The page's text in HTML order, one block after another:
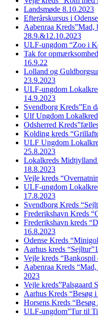
Landsmøde 8.10.2023
Efterårskursus i
Aabenraa Kreds”Mad,
28.9.&12.10.2023
ULF-ungdom “Zoo i
Tak for
16.9.22
Lolland og
23.9.2023
ULF-ungdom
14.9.2023
Svendborg Kreds”En
Ulf Ungdom
Odsherred
Kolding kreds
ULF Ungdom
25.8.2023
Lokalkreds Midtjylland
18.8.2023
Vejle kreds
ULF-ungdom
17.8.2023
Svendborg Kreds
Frederikshavn Kreds
Frederikshavn kreds
16.8.2023
Odense Kreds
Aarhus kreds
Vejle kreds
Aabenraa Kreds
2023
Vejle kreds”Palsgaard
Aarhus Kreds “Besøg
Horsens Kreds
ULF-ungdom”Tur til